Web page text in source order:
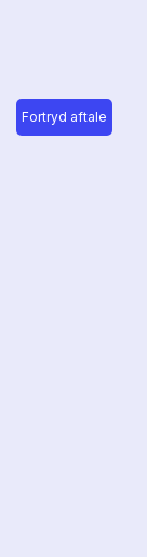
Fortryd aftale